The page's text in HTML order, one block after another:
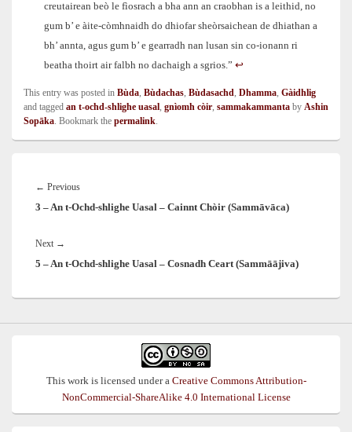
creutairean beò le fìosrach a bha ann an craobhan is a leithid, no
gum b’ e àite-còmhnaidh do dhiofar sheòrsaichean de dhiathan a
bh’ annta, agus gum b’ e gearradh nan lusan sin co-ionann ri
beatha thoirt air falbh no dachaigh a sgrios.”↩︎
This entry was posted in Bùda Bùdachas Bùdasachd Dhamma Gàidhlig
and tagged an t-ochd-shlighe uasal gnìomh còir sammakammanta by Ashin
Sopāka . Bookmark the permalink
navigation
← Previous
post:
3 – An t-Ochd-shlighe Uasal – Cainnt Chòir (Sammāvāca)
Next →
post:
5 – An t-Ochd-shlighe Uasal – Cosnadh Ceart (Sammāājiva)
This work is licensed under a Creative Commons Attribution-
NonCommercial-ShareAlike 4.0 International License